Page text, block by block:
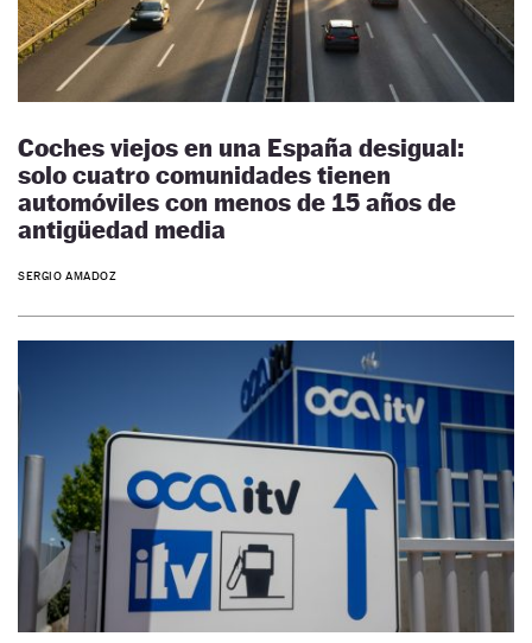
Coches viejos en una España desigual:
solo cuatro comunidades tienen
automóviles con menos de 15 años de
antigüedad media
SERGIO AMADOZ